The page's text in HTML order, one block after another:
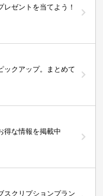
ゼントを当てよう！
ックアップ。まとめて
得な情報を掲載中
スクリプションプラン